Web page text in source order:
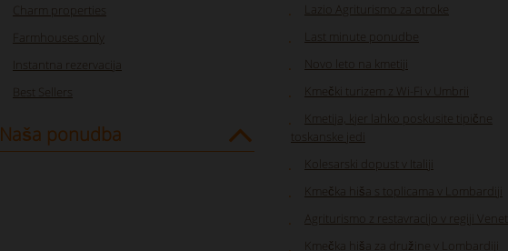
Charm properties
Farmhouses only
Instantna rezervacija
Best Sellers
Naša ponudba
Lazio Agriturismo za otroke
Last minute ponudbe
Novo leto na kmetiji
Kmečki turizem z Wi-Fi v Umbrii
Kmetija, kjer lahko poskusite tipične
toskanske jedi
Kolesarski dopust v Italiji
Kmečka hiša s toplicama v Lombardiji
Agriturismo z restavracijo v regiji Veneto
Kmečka hiša za družine v Lombardiji